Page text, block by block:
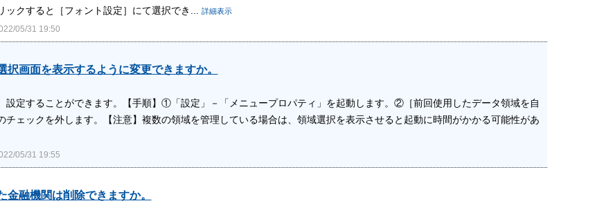
ックすると［フォント設定］にて選択でき...
詳細表示
05/31 19:50
択画面を表示するように変更できますか。
設定することができます。【手順】①「設定」－「メニュープロパティ」を起動します。②［前回使用したデータ領域を自
チェックを外します。【注意】複数の領域を管理している場合は、領域選択を表示させると起動に時間がかかる可能性があ
05/31 19:55
金融機関は削除できますか。